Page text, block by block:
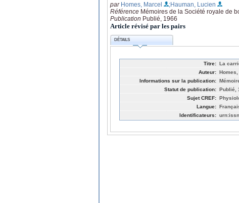
par Homes, Marcel
;Hauman, Lucien
Référence Mémoires de la Société royale de
Publication Publié, 1966
Article révisé par les pairs
DÉTAILS
Titre: La
Auteur:
Informations sur la publication:
Statut de publication: Publié,
Sujet CREF:
Langue:
Identificateurs: